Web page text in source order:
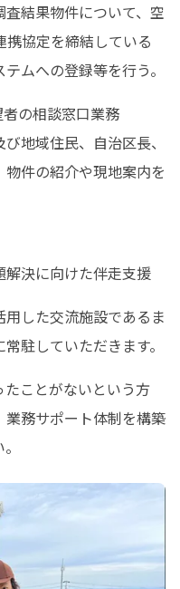
結果物件について、空
協定を締結している
ムへの登録等を行う。
の相談窓口業務
地域住民、自治区長、
件の紹介や現地案内を
決に向けた伴走支援
した交流施設であるま
駐していただきます。
ことがないという方
務サポート体制を構築